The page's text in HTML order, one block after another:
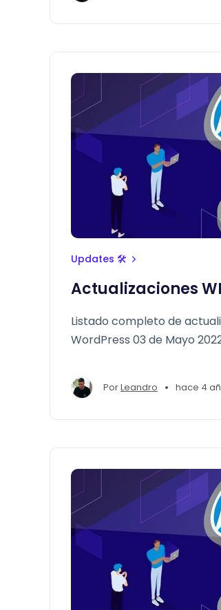
Updates 🛠
Actualizaciones
Listado completo de
WordPress 03 de Mayo
PorLeandro • hace 4